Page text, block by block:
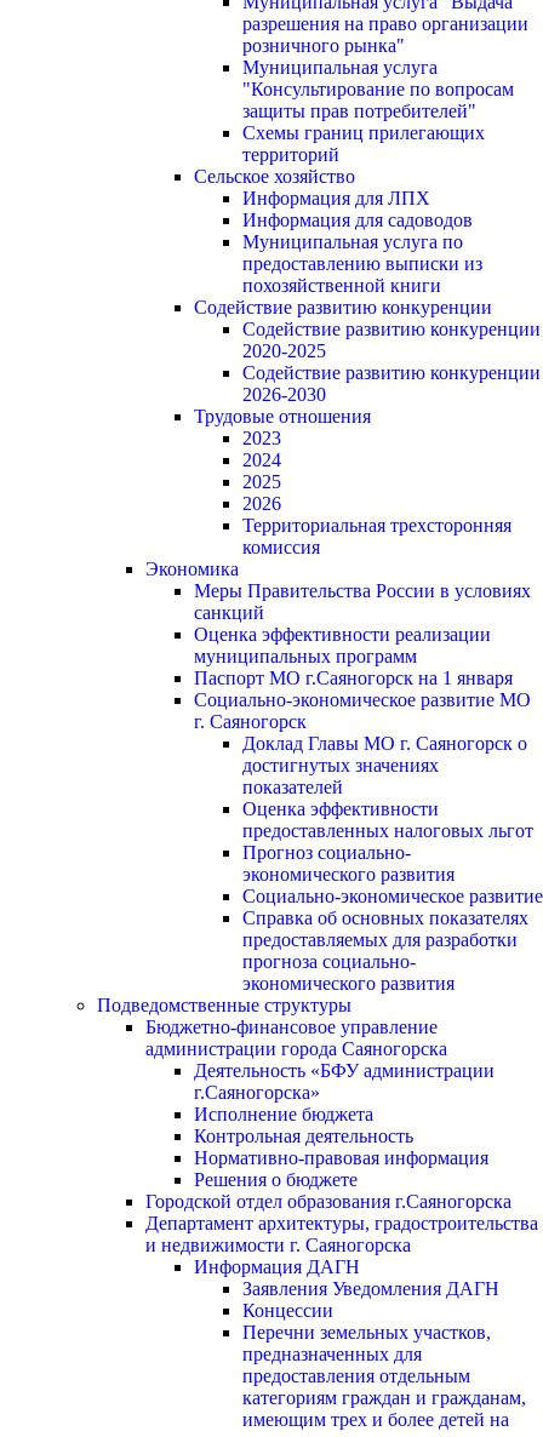
разрешения на право организации
розничного рынка"
Муниципальная услуга
"Консультирование по вопросам
защиты прав потребителей"
Схемы границ прилегающих
территорий
Сельское хозяйство
Информация для ЛПХ
Информация для садоводов
Муниципальная услуга по
предоставлению выписки из
похозяйственной книги
Содействие развитию конкуренции
Содействие развитию конкуренции
2020-2025
Содействие развитию конкуренции
2026-2030
Трудовые отношения
2023
2024
2025
2026
Территориальная трехсторонняя
комиссия
Экономика
Меры Правительства России в условиях
санкций
Оценка эффективности реализации
муниципальных программ
Паспорт МО г.Саяногорск на 1 января
Социально-экономическое развитие МО
г. Саяногорск
Доклад Главы МО г. Саяногорск о
достигнутых значениях
показателей
Оценка эффективности
предоставленных налоговых льгот
Прогноз социально-
экономического развития
Социально-экономическое развитие
Справка об основных показателях
предоставляемых для разработки
прогноза социально-
экономического развития
Подведомственные структуры
Бюджетно-финансовое управление
администрации города Саяногорска
Деятельность «БФУ администрации
г.Саяногорска»
Исполнение бюджета
Контрольная деятельность
Нормативно-правовая информация
Решения о бюджете
Городской отдел образования г.Саяногорска
Департамент архитектуры, градостроительства
и недвижимости г. Саяногорска
Информация ДАГН
Заявления Уведомления ДАГН
Концессии
Перечни земельных участков,
предназначенных для
предоставления отдельным
категориям граждан и гражданам,
имеющим трех и более детей на